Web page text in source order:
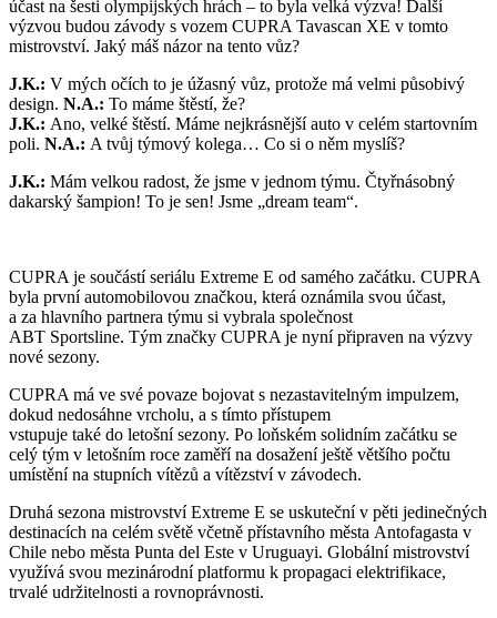
účast na šesti olympijských hrách – to byla velká výzva! Další
výzvou budou závody s vozem CUPRA Tavascan XE v tomto
mistrovství. Jaký máš názor na tento vůz?
J.K.: V mých očích to je úžasný vůz, protože má velmi působivý
design. N.A.: To máme štěstí, že?
J.K.: Ano, velké štěstí. Máme nejkrásnější auto v celém startovním
poli. N.A.: A tvůj týmový kolega… Co si o něm myslíš?
J.K.: Mám velkou radost, že jsme v jednom týmu. Čtyřnásobný
dakarský šampion! To je sen! Jsme „dream team“.
CUPRA je součástí seriálu Extreme E od samého začátku. CUPRA
byla první automobilovou značkou, která oznámila svou účast,
a za hlavního partnera týmu si vybrala společnost
ABT Sportsline. Tým značky CUPRA je nyní připraven na výzvy
nové sezony.
CUPRA má ve své povaze bojovat s nezastavitelným impulzem,
dokud nedosáhne vrcholu, a s tímto přístupem
vstupuje také do letošní sezony. Po loňském solidním začátku se
celý tým v letošním roce zaměří na dosažení ještě většího počtu
umístění na stupních vítězů a vítězství v závodech.
Druhá sezona mistrovství Extreme E se uskuteční v pěti jedinečných
destinacích na celém světě včetně přístavního města Antofagasta v
Chile nebo města Punta del Este v Uruguayi. Globální mistrovství
využívá svou mezinárodní platformu k propagaci elektrifikace,
trvalé udržitelnosti a rovnoprávnosti.